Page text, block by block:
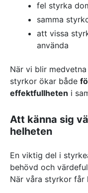
fel styrka
samma
att vissa
använda
När vi blir
styrkor ökar både
effektfullheten i
Att känna sig
helheten
En viktig del i
behövd och
När våra styrkor